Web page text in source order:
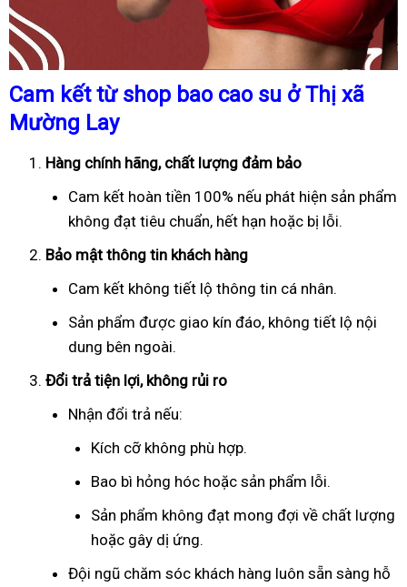
Cam kết từ shop bao cao su ở Thị xã
Mường Lay
Hàng chính hãng, chất lượng đảm bảo
Cam kết hoàn tiền 100% nếu phát hiện sản phẩm
không đạt tiêu chuẩn, hết hạn hoặc bị lỗi.
Bảo mật thông tin khách hàng
Cam kết không tiết lộ thông tin cá nhân.
Sản phẩm được giao kín đáo, không tiết lộ nội
dung bên ngoài.
Đổi trả tiện lợi, không rủi ro
Nhận đổi trả nếu:
Kích cỡ không phù hợp.
Bao bì hỏng hóc hoặc sản phẩm lỗi.
Sản phẩm không đạt mong đợi về chất lượng
hoặc gây dị ứng.
Đội ngũ chăm sóc khách hàng luôn sẵn sàng hỗ